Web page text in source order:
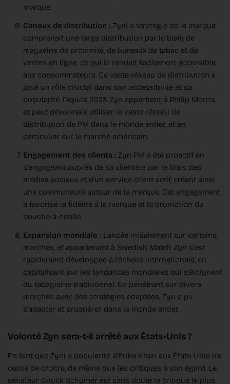
marque.
Canaux de distribution : ZynLa stratégie de la marque
comprenait une large distribution par le biais de
magasins de proximité, de bureaux de tabac et de
ventes en ligne, ce qui la rendait facilement accessible
aux consommateurs. Ce vaste réseau de distribution a
joué un rôle crucial dans son accessibilité et sa
popularité. Depuis 2023 Zyn appartient à Philip Morris
et peut désormais utiliser le vaste réseau de
distribution de PM dans le monde entier, et en
particulier sur le marché américain.
Engagement des clients : Zyn PM a été proactif en
s'engageant auprès de sa clientèle par le biais des
médias sociaux et d'un service client actif, créant ainsi
une communauté autour de la marque. Cet engagement
a favorisé la fidélité à la marque et la promotion du
bouche-à-oreille.
Expansion mondiale : Lancée initialement sur certains
marchés, et appartenant à Swedish Match Zyn s'est
rapidement développée à l'échelle internationale, en
capitalisant sur les tendances mondiales qui s'éloignent
du tabagisme traditionnel. En pénétrant sur divers
marchés avec des stratégies adaptées, Zyn a pu
s'adapter et prospérer dans le monde entier.
Volonté Zyn sera-t-il arrêté aux États-Unis ?
En tant que ZynLa popularité d'Erika Khan aux États-Unis n'a
cessé de croître, de même que les critiques à son égard. Le
sénateur Chuck Schumer est sans doute le critique le plus